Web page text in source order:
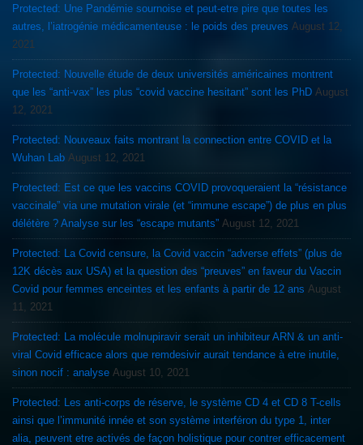
Protected: Une Pandémie sournoise et peut-etre pire que toutes les
autres, l’iatrogénie médicamenteuse : le poids des preuves August 12,
2021
Protected: Nouvelle étude de deux universités américaines montrent
que les “anti-vax” les plus “covid vaccine hesitant” sont les PhD August
12, 2021
Protected: Nouveaux faits montrant la connection entre COVID et la
Wuhan Lab August 12, 2021
Protected: Est ce que les vaccins COVID provoqueraient la “résistance
vaccinale” via une mutation virale (et “immune escape”) de plus en plus
délétère ? Analyse sur les “escape mutants” August 12, 2021
Protected: La Covid censure, la Covid vaccin “adverse effets” (plus de
12K décès aux USA) et la question des “preuves” en faveur du Vaccin
Covid pour femmes enceintes et les enfants à partir de 12 ans August
11, 2021
Protected: La molécule molnupiravir serait un inhibiteur ARN & un anti-
viral Covid efficace alors que remdesivir aurait tendance à etre inutile,
sinon nocif : analyse August 10, 2021
Protected: Les anti-corps de réserve, le système CD 4 et CD 8 T-cells
ainsi que l’immunité innée et son système interféron du type 1, inter
alia, peuvent etre activés de façon holistique pour contrer efficacement